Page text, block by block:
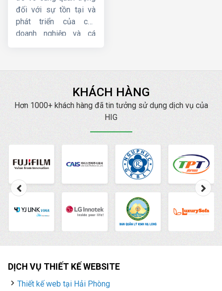
đối với sự tồn tại và
phát triển của các
doanh nghiệp và cá
dài. Tuy nhiên, một
mang đến cho bạn
những lợi ích tuyệt vời
nghiệp, uy tín hàng đầu.
KHÁCH HÀNG
Hơn 1000+ khách hàng đã tin tưởng sử dụng dịch vụ của
HIG
DỊCH VỤ THIẾT KẾ WEBSITE
Thiết kế web tại Hải Phòng